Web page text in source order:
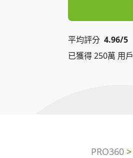
平均評分 4.96/5
已獲得 250萬 用
PRO360>